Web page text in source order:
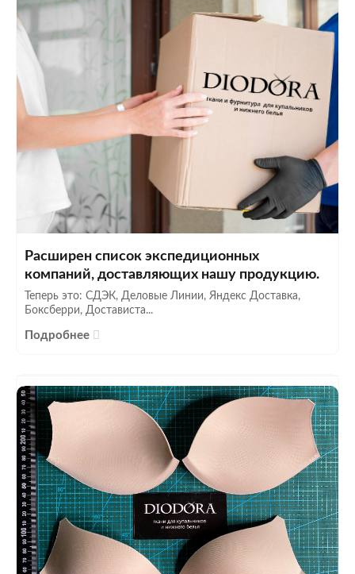
Расширен список экспедиционных
компаний, доставляющих нашу продукцию.
Теперь это: СДЭК, Деловые Линии, Яндекс Доставка,
Боксберри, Достависта...
Подробнее